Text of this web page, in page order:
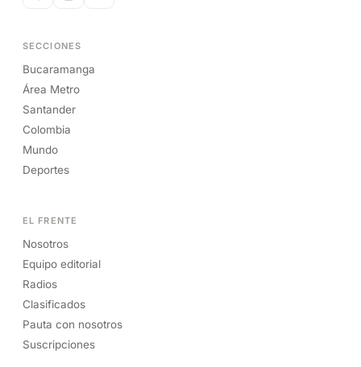
SECCIONES
Bucaramanga
Área Metro
Santander
Colombia
Mundo
Deportes
EL FRENTE
Nosotros
Equipo editorial
Radios
Clasificados
Pauta con nosotros
Suscripciones